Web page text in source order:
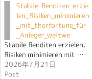
Stabile_Renditen_erzie
len_Risiken_minimieren
_mit_thorfortune_für
_Anleger_weltwe
Stabile Renditen erzielen,
Risiken minimieren mit …
2026年7月21日
Post